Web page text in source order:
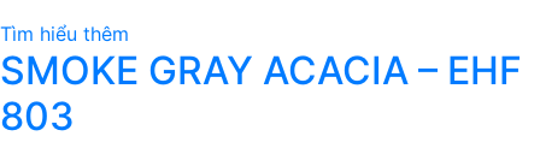
Tìm hiểu thêm
SMOKE GRAY ACACIA – EHF
803